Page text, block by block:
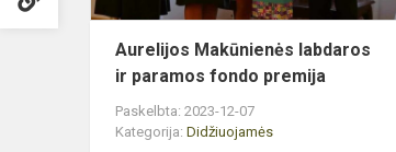
Aurelijos Makūnienės labdaros
ir paramos fondo premija
Paskelbta: 2023-12-07
Kategorija: Didžiuojamės